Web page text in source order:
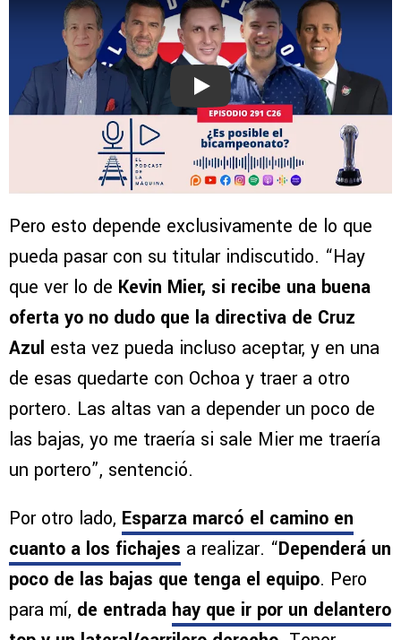
Play
Pero esto depende exclusivamente de lo que
pueda pasar con su titular indiscutido. “Hay
que ver lo de Kevin Mier, si recibe una buena
oferta yo no dudo que la directiva de Cruz
Azul esta vez pueda incluso aceptar, y en una
de esas quedarte con Ochoa y traer a otro
portero. Las altas van a depender un poco de
las bajas, yo me traería si sale Mier me traería
un portero”, sentenció.
Por otro lado, Esparza marcó el camino en
cuanto a los fichajes a realizar. “Dependerá un
poco de las bajas que tenga el equipo. Pero
para mí, de entrada hay que ir por un delantero